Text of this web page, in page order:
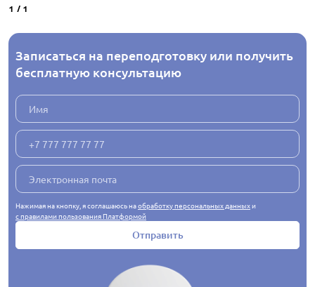
1 / 1
Записаться на переподготовку или получить
бесплатную консультацию
Отправить
Нажимая на кнопку, я соглашаюсь наобработку персональных данныхи
с правилами пользования Платформой